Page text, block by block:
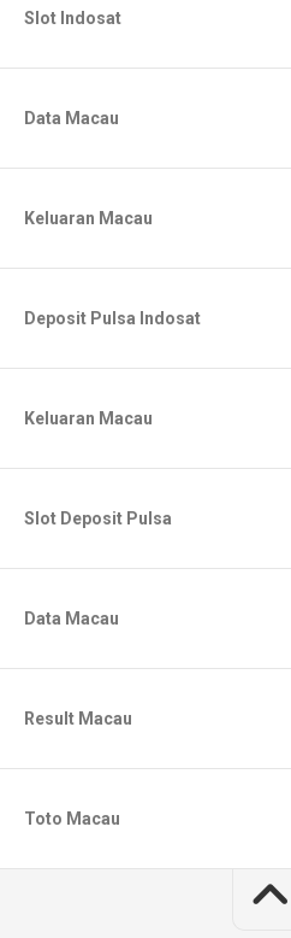
Slot Indosat
Data Macau
Keluaran Macau
Deposit Pulsa Indosat
Keluaran Macau
Slot Deposit Pulsa
Data Macau
Result Macau
Toto Macau